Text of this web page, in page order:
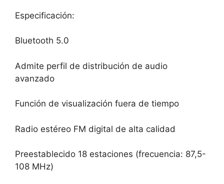
Especificación:
Bluetooth 5.0
Admite perfil de distribución de audio
avanzado
Función de visualización fuera de tiempo
Radio estéreo FM digital de alta calidad
Preestablecido 18 estaciones (frecuencia: 87,5-
108 MHz)